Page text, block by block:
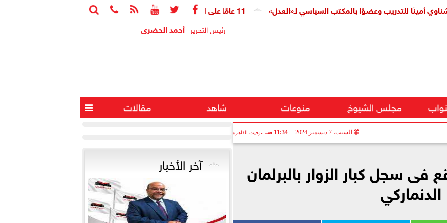





 11 عامًا على افتتاح قناة السويس الجديدة.. النائبة مروة قنصوة: رؤية الدولة حولت الممر الملاحي إلى مركز اقتصادي عالمي للتدريب وعضوًا بالمكتب السياسي لـ«العدل»
رئيس التحرير أحمد الحضرى
مجلس الشيوخ منوعات شاهد مقالات 
السبت، 7 ديسمبر 2024 11:34 صـ بتوقيت القاهرة
سجل كبار الزوار بالبرلمان
الدنماركي
آخر الأخبار